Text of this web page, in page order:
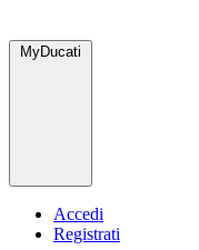
MyDucati
Accedi
Registrati